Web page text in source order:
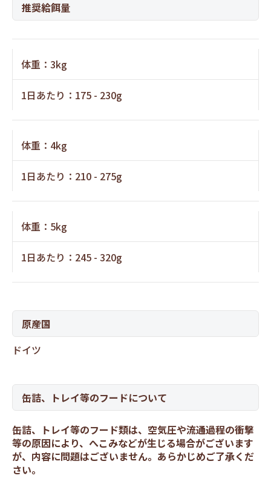
推奨給餌量
体重：3kg
1日あたり：175 - 230g
体重：4kg
1日あたり：210 - 275g
体重：5kg
1日あたり：245 - 320g
原産国
ドイツ
缶詰、トレイ等のフードについて
缶詰、トレイ等のフード類は、空気圧や流通過程の衝撃
等の原因により、へこみなどが生じる場合がございます
が、内容に問題はございません。あらかじめご了承くだ
さい。